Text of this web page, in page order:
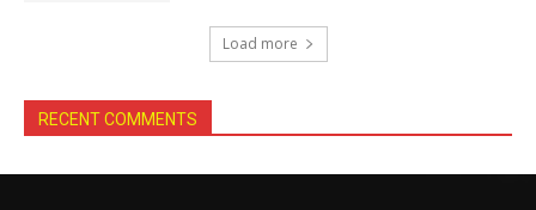
Load more
RECENT COMMENTS